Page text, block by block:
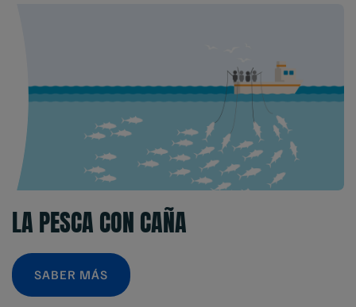
LA PESCA CON CAÑA
SABER MÁS